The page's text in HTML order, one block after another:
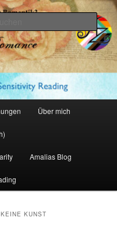
Über mich
Amalias Blog
KUNST